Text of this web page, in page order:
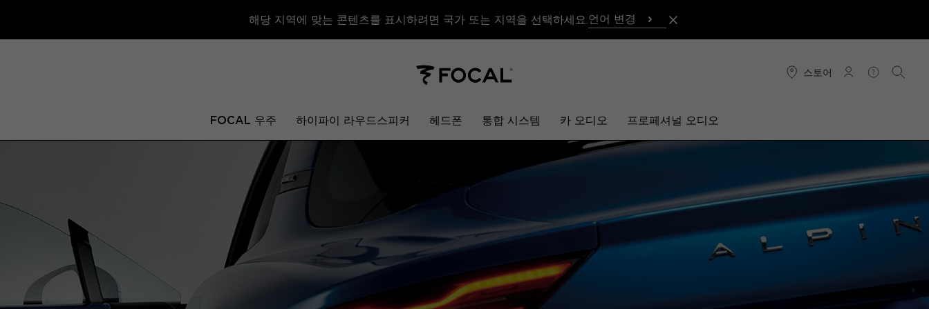
해당 지역에 맞는 콘텐츠를 표시하려면 국가 또는 지역을 선택하세요. 언어 변경
스토어
연결 도움말검색
FOCAL 우주 하이파이 라우드스피커 헤드폰 통합 시스템 카 오디오 프로페셔널 오디오